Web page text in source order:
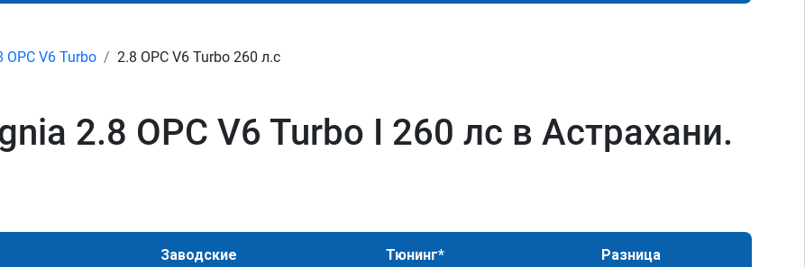
OPC V6 Turbo 2.8 OPC V6 Turbo 260 л.с
2.8 OPC V6 Turbo I 260 лс в Астрахани.
Заводские Тюнинг* Разница